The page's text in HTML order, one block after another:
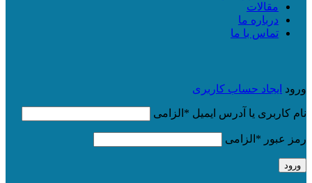
مقالات
درباره ما
تماس با ما
ورود ایجاد حساب کاربری
نام کاربری یا آدرس ایمیل * الزامی
رمز عبور * الزامی
ورود